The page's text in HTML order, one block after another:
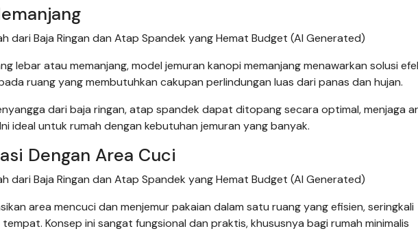
dari Baja Ringan dan Atap Spandek yang Hemat Budget (AI Generated)
lebar atau memanjang, model jemuran kanopi memanjang menawarkan solusi
ruang yang membutuhkan cakupan perlindungan luas dari panas dan hujan.
dari baja ringan, atap spandek dapat ditopang secara optimal, menjaga
ideal untuk rumah dengan kebutuhan jemuran yang banyak.
Dengan Area Cuci
dari Baja Ringan dan Atap Spandek yang Hemat Budget (AI Generated)
area mencuci dan menjemur pakaian dalam satu ruang yang efisien, seringkali
Konsep ini sangat fungsional dan praktis, khususnya bagi rumah minimalis